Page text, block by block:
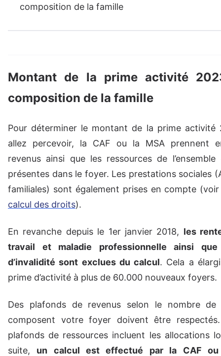
composition de la famille
Montant de la prime activité
composition de la famille
Pour déterminer le montant de la prime activité
allez percevoir, la CAF ou la MSA prennent
revenus ainsi que les ressources de l’ensemble
présentes dans le foyer. Les prestations sociales
familiales) sont également prises en compte
calcul des droits).
En revanche depuis le 1er janvier 2018, les
travail et maladie professionnelle ainsi
d’invalidité sont exclues du calcul. Cela a
prime d’activité à plus de 60.000 nouveaux foyers.
Des plafonds de revenus selon le nombre de
composent votre foyer doivent être
plafonds de ressources incluent les allocations
suite, un calcul est effectué par la CAF